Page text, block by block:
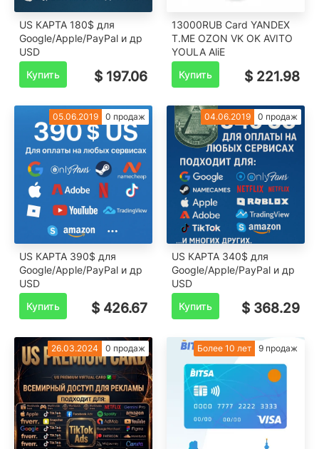
US КАРТА 180$ для
Google/Apple/PayPal и др
USD
Купить
$ 197.06
13000RUB Card YANDEX
T.ME OZON VK OK AVITO
YOULA AliE
Купить
$ 221.98
05.06.2019 0 продаж
US КАРТА 390$ для
Google/Apple/PayPal и др
USD
Купить
$ 426.67
04.06.2019 0 продаж
US КАРТА 340$ для
Google/Apple/PayPal и др
USD
Купить
$ 368.29
26.03.2024 0 продаж Более 10 лет 9 продаж